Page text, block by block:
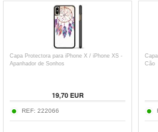
Capa Protectora para iPhone X / iPhone XS -
Apanhador de Sonhos
19,70EUR
REF: 222066
Cão